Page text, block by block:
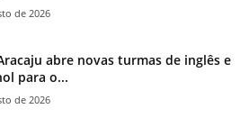
de 2026
abre novas turmas de inglês e
para o...
de 2026